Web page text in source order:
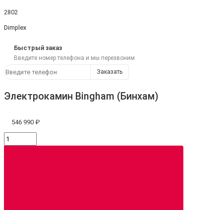
2802
Dimplex
Быстрый заказ
Введите номер телефона и мы перезвоним
Заказать
Электрокамин Bingham (Бинхам)
546 990 ₽